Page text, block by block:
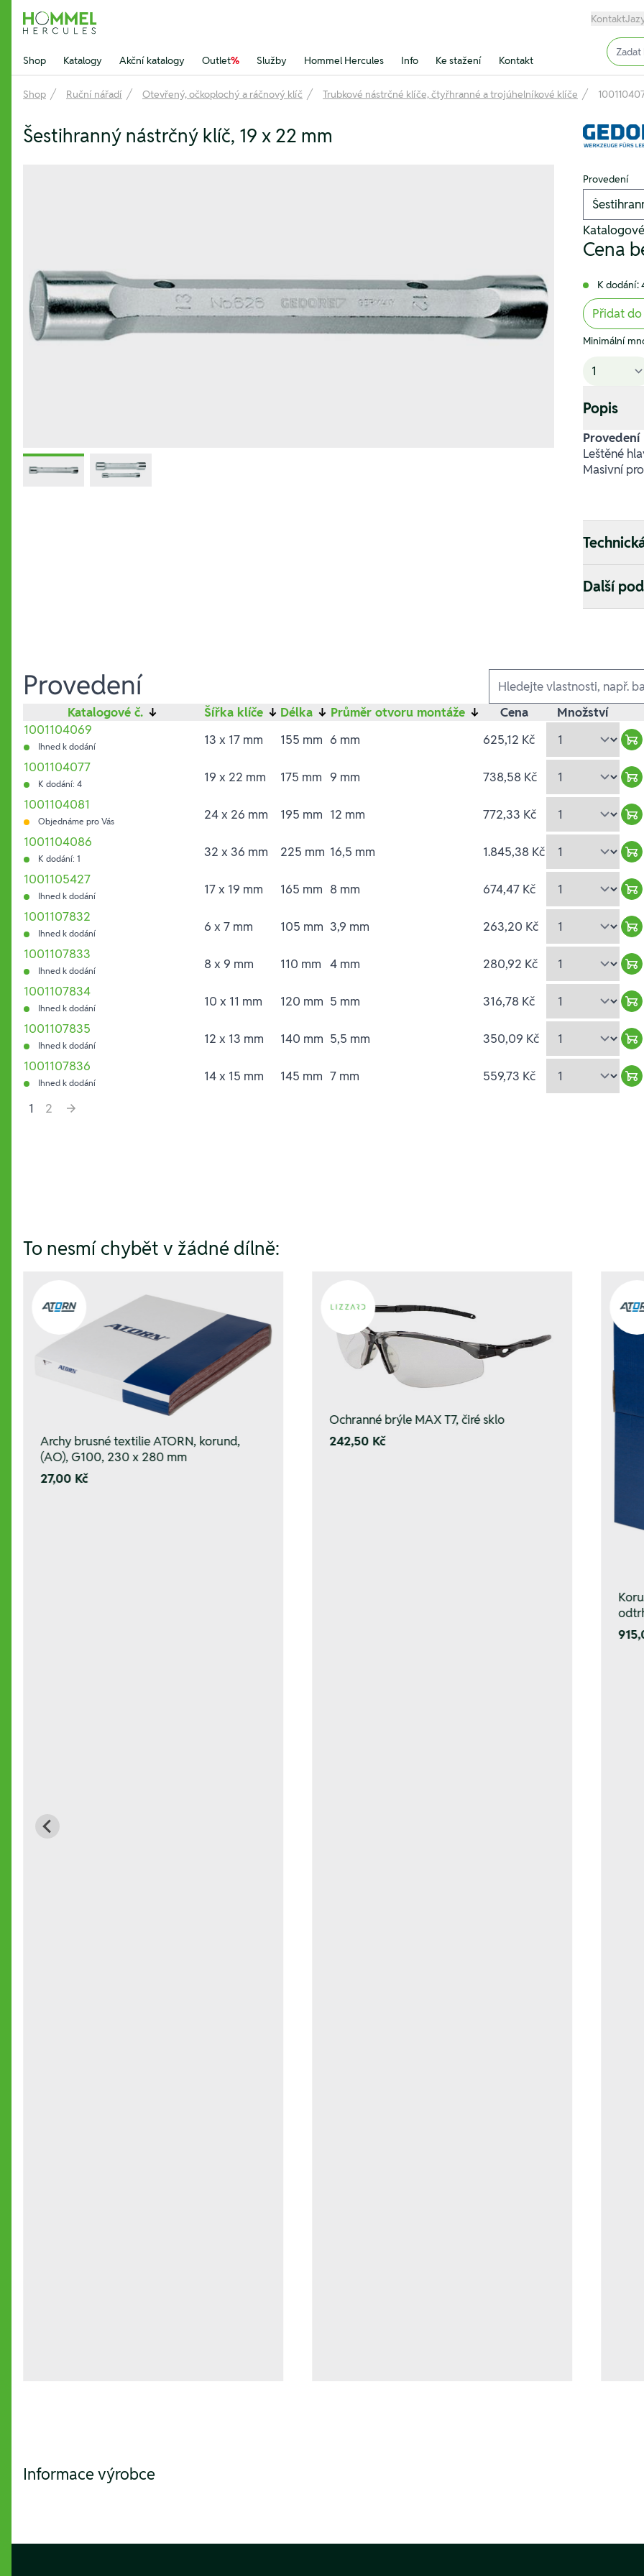
Hommel Hercules
Kontakt
Shop Katalogy Akční katalogy Outlet% Služby Hommel Hercules Info Ke stažení Kontakt
Input
Shop Ruční nářadí Otevřený, očkoplochý a ráčnový klíč Trubkové nástrčné klíče, čtyřhranné a trojúhelníkové klíče
Šestihranný nástrčný klíč, 19 x 22 mm
Provedení
Cena
K dodání:
Přidat
Minimální
Popis
Provedení
Leštěné
Masivní
Další
Provedení Ausführungen
Katalogové č. ↓ Šířka klíče ↓ Délka ↓ Průměr otvoru montáže ↓ Cena
Množství
1001104069
Ihned k dodání 13 x 17 mm 155 mm 6 mm 625,12 Kč
1001104077
K dodání: 4 19 x 22 mm 175 mm 9 mm 738,58 Kč
1001104081
Objednáme pro Vás 24 x 26 mm 195 mm 12 mm 772,33 Kč
1001104086
K dodání: 1 32 x 36 mm 225 mm 16,5 mm 1.845,38 Kč
1001105427
Ihned k dodání 17 x 19 mm 165 mm 8 mm 674,47 Kč
1001107832
Ihned k dodání 6 x 7 mm 105 mm 3,9 mm 263,20 Kč
1001107833
Ihned k dodání 8 x 9 mm 110 mm 4 mm 280,92 Kč
1001107834
Ihned k dodání 10 x 11 mm 120 mm 5 mm 316,78 Kč
1001107835
Ihned k dodání 12 x 13 mm 140 mm 5,5 mm 350,09 Kč
1001107836
Ihned k dodání 14 x 15 mm 145 mm 7 mm 559,73 Kč
1
2
To nesmí chybět v žádné dílně:
Archy brusné textilie ATORN, korund,
(AO), G100, 230 x 280 mm
27,00 Kč
Ochranné brýle MAX T7, čiré sklo
242,50 Kč
Informace výrobce